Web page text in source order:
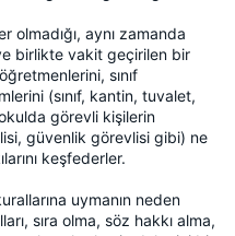
olmadığı, aynı zamanda
birlikte vakit geçirilen bir
sınıf
(sınıf, kantin, tuvalet,
görevli kişilerin
güvenlik görevlisi gibi) ne
keşfederler.
uymanın neden
sıra olma, söz hakkı alma,